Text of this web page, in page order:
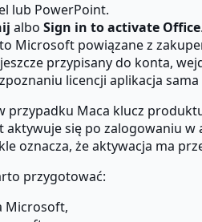
lub PowerPoint.
albo Sign in to activate Office.
Microsoft powiązane z
jeszcze przypisany do konta,
licencji aplikacja
przypadku Maca klucz
się po zalogowaniu
oznacza, że aktywacja ma
przygotować:
Microsoft,